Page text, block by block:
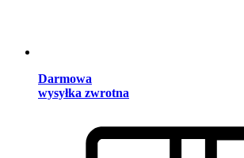
Darmowa
wysyłka zwrotna